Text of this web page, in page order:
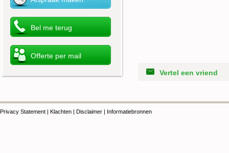
Vertel een vriend
Privacy Statement | Klachten | Disclaimer | Informatiebronnen